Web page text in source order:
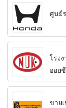
ศูนย์
โรง
ออย
ขาย